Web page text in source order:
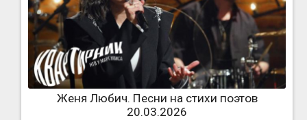
Женя Любич. Песни на стихи поэтов
20.03.2026